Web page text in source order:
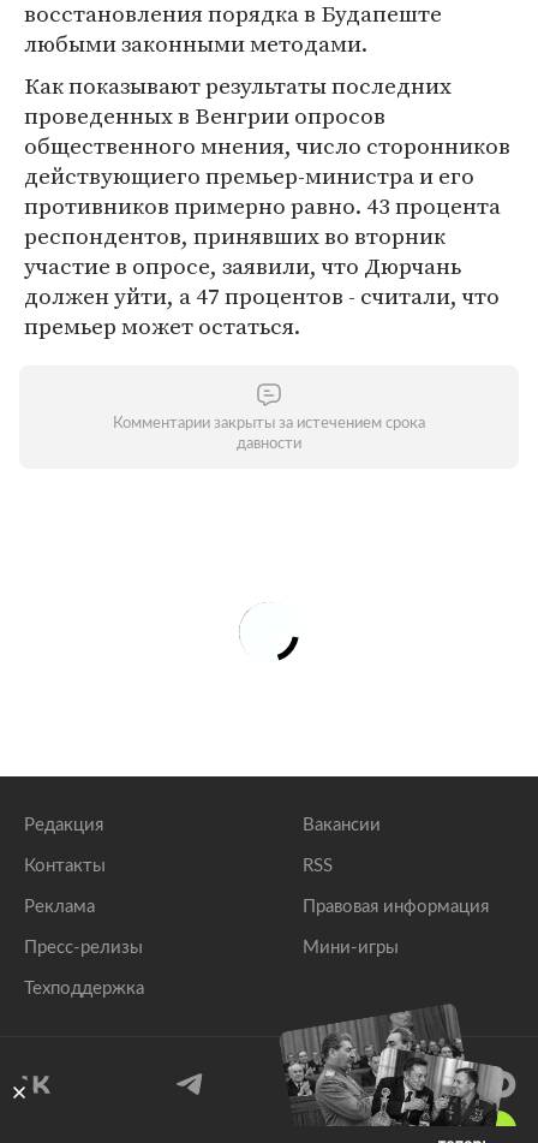
восстановления порядка в Будапеште
любыми законными методами.
Как показывают результаты последних
проведенных в Венгрии опросов
общественного мнения, число сторонников
действующиего премьер-министра и его
противников примерно равно. 43 процента
респондентов, принявших во вторник
участие в опросе, заявили, что Дюрчань
должен уйти, а 47 процентов - считали, что
премьер может остаться.
Комментарии закрыты за истечением срока
давности
Редакция
Контакты
Реклама
Пресс-релизы
Техподдержка
Вакансии
RSS
Правовая информация
Мини-игры